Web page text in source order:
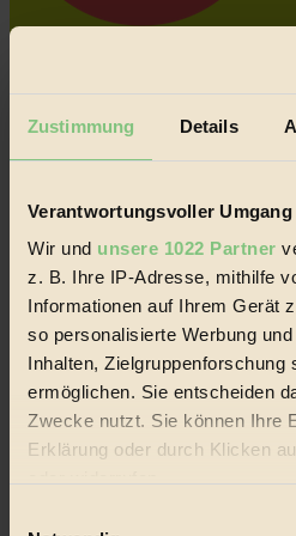
Zustimmung Details
Verantwortungsvoller
Wir und unsere 1022 Partner
z. B. Ihre IP-Adresse, mithilfe
Informationen auf Ihrem Gerät
so personalisierte Werbung
Inhalten,
ermöglichen. Sie entscheiden
Zwecke nutzt. Sie können Ihre
Erklärung oder durch Klicken
GROSSER WIRBEL um
seine Bewegungen
Außerdem im Heft
RISKANT:
Wenn Meeres-
Freilandhühnerbetrieb
GEMEIN:Tropische
Mitteleuropa inziwschen oft zu
GEMEINER:Es gibt nun
Entleerung voll wieder zu dir
Der BIORAMA-Newsletter